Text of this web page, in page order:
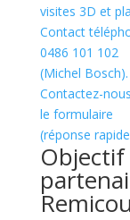
visites 3D et
Contact
0486 101 102
(Michel Bosch).
Contactez-
le formulaire
(réponse